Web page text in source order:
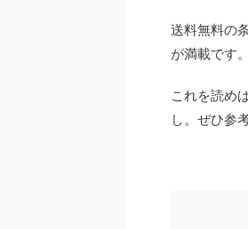
送料無料の
が満載です。
これを読め
し。ぜひ参